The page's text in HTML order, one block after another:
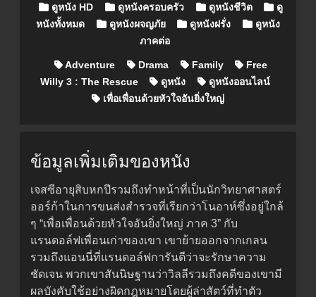
Posted in
ดูหนัง HD ดูหนังครอบครัว ดูหนังชีวิต
ดู
หนังทั้งหมด
ดูหนังผจญภัย ดูหนังฝรั่ง
ดูหนัง
ภาคต่อ
Adventure Drama Family
Free
Willy 3 : The Rescue
ดูหนัง
ดูหนังออนไลน์
เพื่อเพื่อนด้วยหัวใจอันยิ่งใหญ่
ข้อมูลเพิ่มเติมของหนัง
เจสซีอายุสิบหกปีรวมถึงทำหน้าที่เป็นนักวิทยาศาสตร์
ออร์ก้าในการขนส่งสำรวจที่เรียกว่าโนอาห์ซึ่งอยู่ใกล้
ๆ “เพื่อเพื่อนด้วยหัวใจอันยิ่งใหญ่ ภาค 3” กับ
แรนดอล์ฟเพื่อนเก่าของเขา เขาย้ายออกจากเกลน
รวมถึงแอนนี่ที่แรนดอล์ฟการันตีว่าจะรักษาความ
ชัดเจน พวกเขาสันนิษฐานว่าวิลลีรวมถึงคดีของเขามี
ผลบังคับใช้อย่างผิดกฎหมายโดยผู้ล่าสัตว์ที่ทำตัว